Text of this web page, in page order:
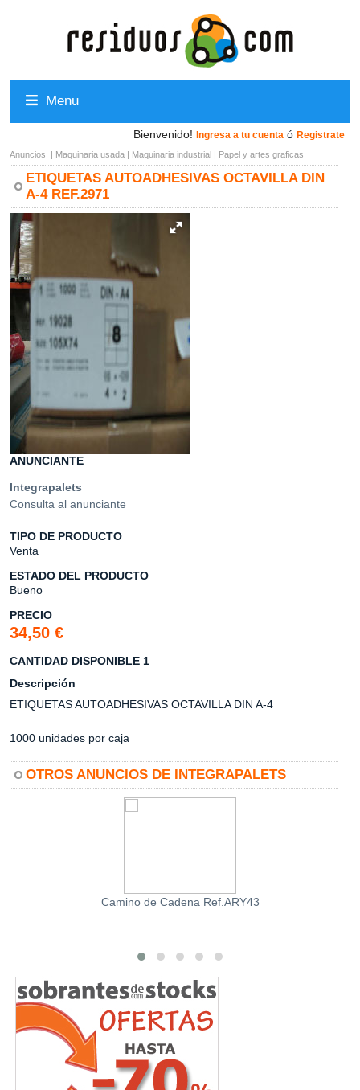
Menu
Bienvenido! Ingresa a tu cuenta ó Registrate
Anuncios | Maquinaria usada | Maquinaria industrial | Papel y artes graficas
ETIQUETAS AUTOADHESIVAS OCTAVILLA DIN
A-4 REF.2971
ANUNCIANTE
Integrapalets
Consulta al anunciante
TIPO DE PRODUCTO
Venta
ESTADO DEL PRODUCTO
Bueno
PRECIO
34,50 €
CANTIDAD DISPONIBLE 1
Descripción
ETIQUETAS AUTOADHESIVAS OCTAVILLA DIN A-4
1000 unidades por caja
OTROS ANUNCIOS DE INTEGRAPALETS
Camino de Cadena Ref.ARY43